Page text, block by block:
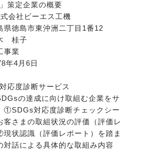
策定企業の概要
会社ビーエス工機
県徳島市東沖洲二丁目1番12
桂子
業
4月6日
応度診断サービス
の達成に向け取組む企業をサ
①SDGs対応度診断チェックシー
客さまの取組状況の評価（評価レ
状認識（評価レポート）を踏ま
対話による具体的な取組み内容